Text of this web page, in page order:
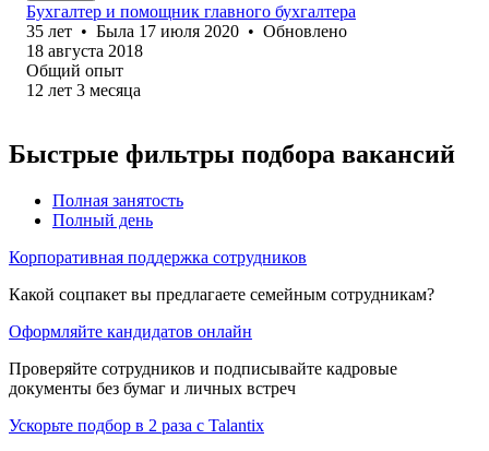
Бухгалтер и помощник главного бухгалтера
35 лет • Была 17 июля 2020 • Обновлено
18 августа 2018
Общий опыт
12 лет 3 месяца
Быстрые фильтры подбора вакансий
Полная занятость
Полный день
Корпоративная поддержка сотрудников
Какой соцпакет вы предлагаете семейным сотрудникам?
Оформляйте кандидатов онлайн
Проверяйте сотрудников и подписывайте кадровые
документы без бумаг и личных встреч
Ускорьте подбор в 2 раза с Talantix